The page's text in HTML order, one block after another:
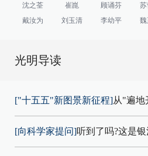
沈之荃 崔崑 顾诵芬 苏
戴汝为
刘玉清 李幼平 魏
光明导读
["十五五"新图景新征程]从"遍
[向科学家提问]听到了吗?这是